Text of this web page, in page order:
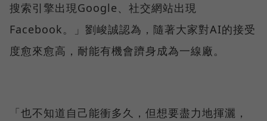
搜索引擎出現Google、社交網站出現
Facebook。」劉峻誠認為，隨著大家對AI的接受
度愈來愈高，耐能有機會躋身成為一線廠。
「也不知道自己能衝多久，但想要盡力地揮灑，